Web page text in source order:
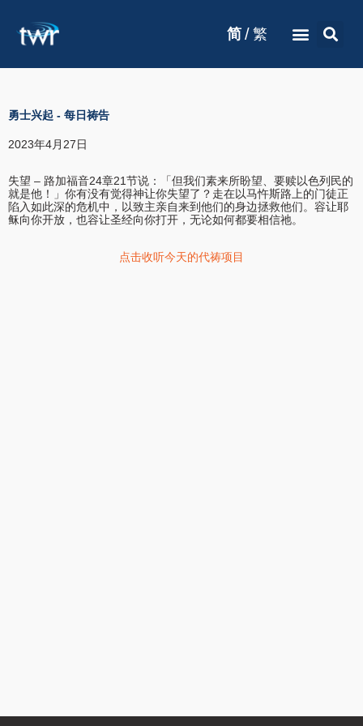
简 / 繁
勇士兴起 - 每日祷告
2023年4月27日
失望 – 路加福音24章21节说：「但我们素来所盼望、要赎以色列民的
就是他！」你有没有觉得神让你失望了？走在以马忤斯路上的门徒正
陷入如此深的危机中，以致主亲自来到他们的身边拯救他们。容让耶
稣向你开放，也容让圣经向你打开，无论如何都要相信祂。
点击收听今天的代祷项目